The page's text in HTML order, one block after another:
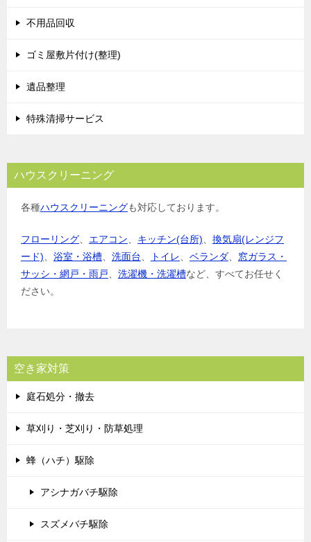
不用品回収
ゴミ屋敷片付け(整理)
遺品整理
特殊清掃サービス
ハウスクリーニング
各種ハウスクリーニングも対応しております。
フローリング エアコン キッチン(台所)
換気扇(レンジフ
ード)
浴室・浴槽 洗面台 トイレ ベランダ
窓ガラス・
サッシ・網戸・雨戸
洗濯機・洗濯槽など、すべてお任せく
ださい。
空き家対策
庭石処分・撤去
草刈り・芝刈り・防草処理
蜂（ハチ）駆除
アシナガバチ駆除
スズメバチ駆除